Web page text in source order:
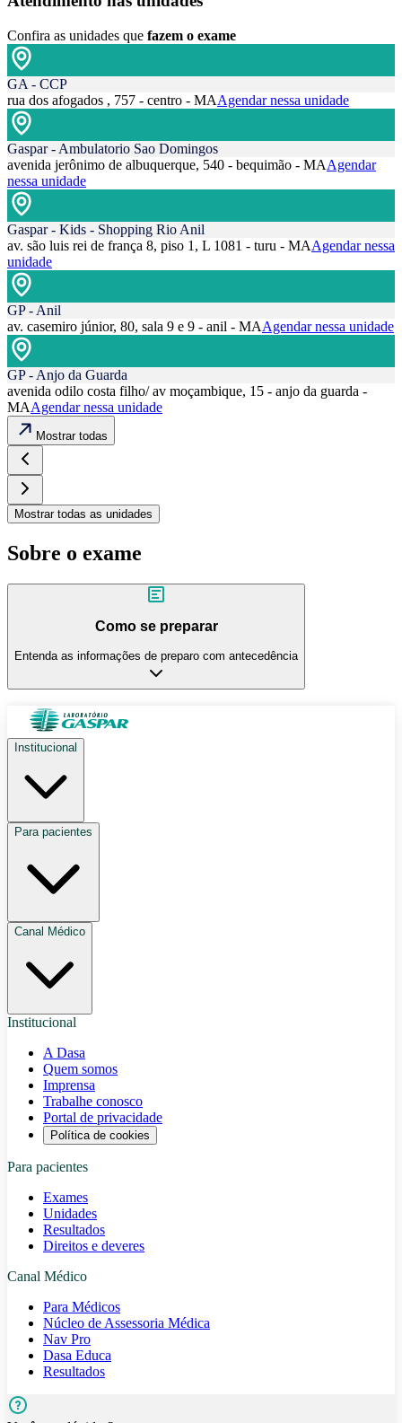
Confira as unidades que fazem o exame
GA - CCP
rua dos afogados , 757 - centro - MAAgendar nessa unidade
Gaspar - Ambulatorio Sao Domingos
avenida jerônimo de albuquerque, 540 - bequimão - MAAgendar
nessa unidade
Gaspar - Kids - Shopping Rio Anil
av. são luis rei de frança 8, piso 1, L 1081 - turu - MAAgendar nessa
unidade
GP - Anil
av. casemiro júnior, 80, sala 9 e 9 - anil - MAAgendar nessa unidade
GP - Anjo da Guarda
avenida odilo costa filho/ av moçambique, 15 - anjo da guarda -
MAAgendar nessa unidade
Mostrar todas
Mostrar todas as unidades
Sobre o exame
Como se preparar
Entenda as informações de preparo com antecedência
Institucional
Para pacientes
Canal Médico
Institucional
A Dasa
Quem somos
Imprensa
Trabalhe conosco
Portal de privacidade
Política de cookies
Para pacientes
Exames
Unidades
Resultados
Direitos e deveres
Canal Médico
Para Médicos
Núcleo de Assessoria Médica
Nav Pro
Dasa Educa
Resultados